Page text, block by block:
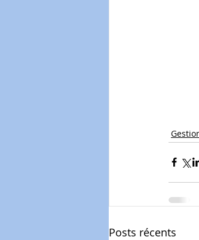
Posts récents